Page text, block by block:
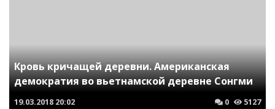
Кровь кричащей деревни. Американская
демократия во вьетнамской деревне Сонгми
19.03.2018 20:02 0 5127